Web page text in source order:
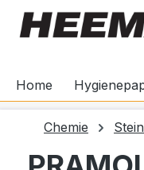
Zur
Home
Chemie